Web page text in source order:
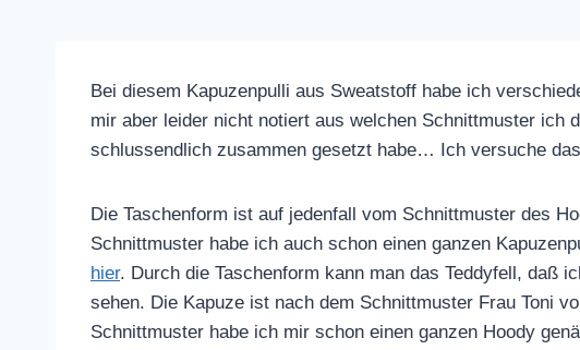
Bei diesem Kapuzenpulli aus Sweatstoff habe ich
mir aber leider nicht notiert aus welchen Schnittmuster ich
schlussendlich zusammen gesetzt habe… Ich versuche
Die Taschenform ist auf jedenfall vom Schnittmuster des
Schnittmuster habe ich auch schon einen ganzen
hier. Durch die Taschenform kann man das Teddyfell, daß
sehen. Die Kapuze ist nach dem Schnittmuster Frau Toni
Schnittmuster habe ich mir schon einen ganzen Hoody